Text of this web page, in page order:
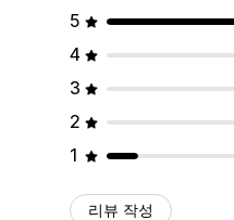
5
4
3
2
1
리뷰 작성